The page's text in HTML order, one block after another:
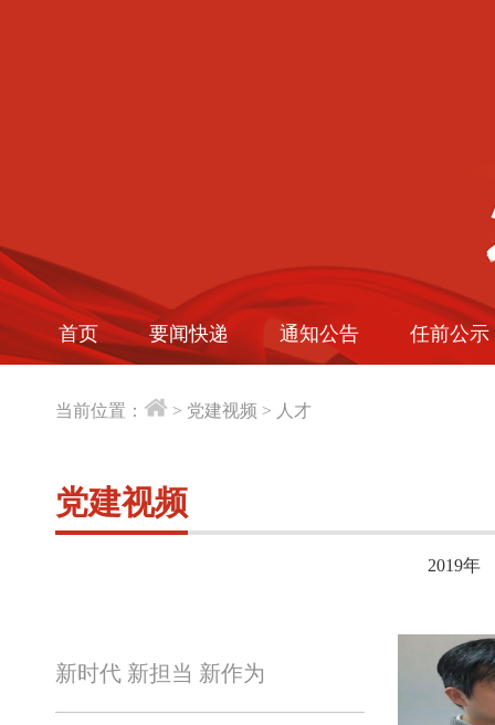
首页 要闻快递 通知公告 任前公示
当前位置： > 党建视频 > 人才
党建视频
2019年
新时代 新担当 新作为